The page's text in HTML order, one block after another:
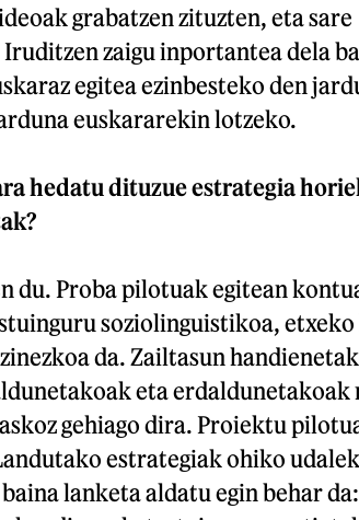
grabatzen zituzten, eta sare
zaigu inportantea dela
egitea ezinbesteko den
euskararekin lotzeko.
hedatu dituzue estrategia
du. Proba pilotuak egitean
soziolinguistikoa,
da. Zailtasun
eta erdaldunetakoak
gehiago dira. Proiektu
estrategiak ohiko
lanketa aldatu egin behar